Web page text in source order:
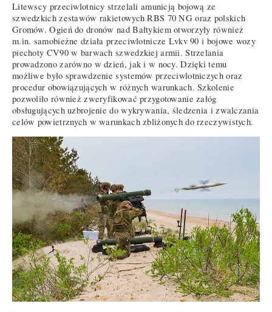
Litewscy przeciwlotnicy strzelali amunicją bojową ze
szwedzkich zestawów rakietowych RBS 70 NG oraz polskich
Gromów. Ogień do dronów nad Bałtykiem otworzyły również
m.in. samobieżne działa przeciwlotnicze Lvkv 90 i bojowe wozy
piechoty CV90 w barwach szwedzkiej armii. Strzelania
prowadzono zarówno w dzień, jak i w nocy. Dzięki temu
możliwe było sprawdzenie systemów przeciwlotniczych oraz
procedur obowiązujących w różnych warunkach. Szkolenie
pozwoliło również zweryfikować przygotowanie załóg
obsługujących uzbrojenie do wykrywania, śledzenia i zwalczania
celów powietrznych w warunkach zbliżonych do rzeczywistych.